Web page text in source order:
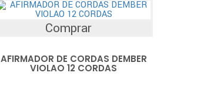
Comprar
AFIRMADOR DE CORDAS DEMBER
VIOLAO 12 CORDAS